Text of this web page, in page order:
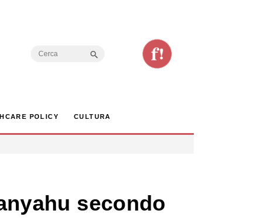
Search
POLICY CULTURA
secondo